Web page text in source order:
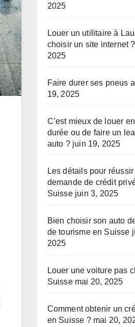
2025
Louer un utilitaire à
choisir un site internet ?
2025
Faire durer ses pneus
19, 2025
C’est mieux de louer
durée ou de faire un
auto ? juin 19, 2025
Les détails pour
demande de crédit
Suisse juin 3, 2025
Bien choisir son auto
de tourisme en Suisse
2025
Louer une voiture pas
Suisse mai 20, 2025
Comment obtenir un
en Suisse ? mai 20,